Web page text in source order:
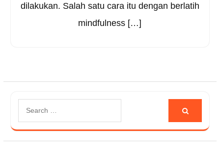
dilakukan. Salah satu cara itu dengan berlatih
mindfulness […]